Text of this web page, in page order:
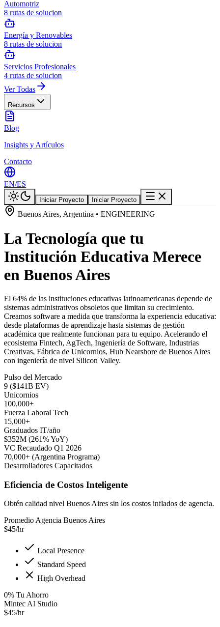
Automotriz
8 rutas de solucion
Energía y Renovables
8 rutas de solucion
Servicios Profesionales
4 rutas de solucion
Ver Todas
Recursos
Blog
Insights y Artículos
Contacto
EN/ES
Iniciar Proyecto Iniciar Proyecto
Buenos Aires, Argentina • ENGINEERING
La Tecnología que tu
Institución Educativa Merece
en Buenos Aires
El 64% de las instituciones educativas latinoamericanas depende de
sistemas administrativos obsoletos que limitan su crecimiento.
Creamos software a medida que transforma la experiencia educativa:
desde plataformas de aprendizaje hasta sistemas de gestión
académica que realmente funcionan para tu equipo. Acelerando el
ecosistema Fintech, AgTech, Ingeniería de Software, Industrias
Creativas, Fábrica de Unicornios, Hub Nearshore de Buenos Aires
con ingeniería de nivel Silicon Valley.
Pulso del Mercado
9 ($141B EV)
Unicornios
100,000+
Fuerza Laboral Tech
15,000+
Graduados IT/año
$352M (261% YoY)
VC Recaudado Q1 2026
70,000+ (Argentina Programa)
Desarrolladores Capacitados
Eficiencia de Costos Inteligente
Obtén calidad nivel Buenos Aires sin los costos inflados de agencia.
Promedio Agencia Buenos Aires
$45/hr
Local Presence
Standard Speed
High Overhead
0% Tu Ahorro
Mintec AI Studio
$45/hr